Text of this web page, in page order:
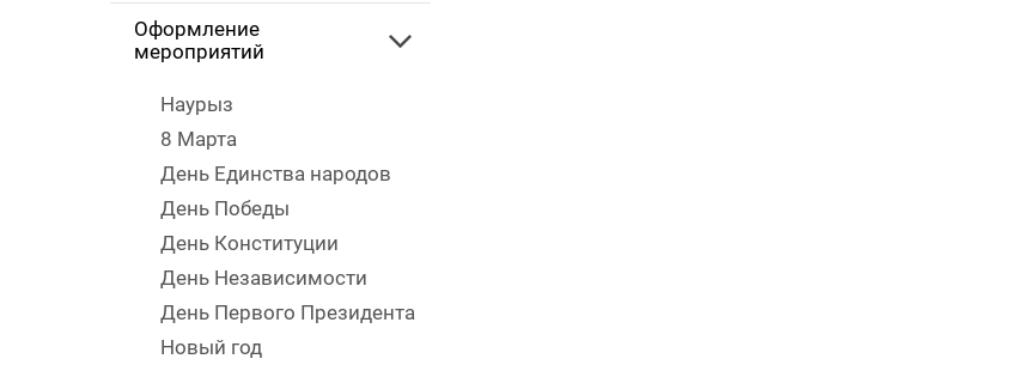
Оформление
мероприятий
Наурыз
8 Марта
День Единства народов
День Победы
День Конституции
День Независимости
День Первого Президента
Новый год